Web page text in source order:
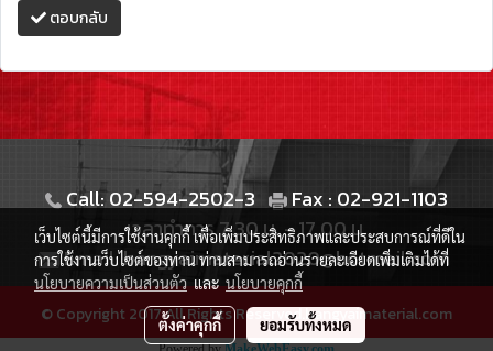
ตอบกลับ
Call: 02-594-2502-3
Fax : 02-921-1103
เวลาทำการ 7.30 น. - 17.00 น.
Email: bangyaimaterial2020@hotmail.com
© Copyright 2017 All Rights Reserved.bangyaimaterial.com
เว็บไซต์นี้มีการใช้งานคุกกี้ เพื่อเพิ่มประสิทธิภาพและประสบการณ์ที่ดีใน
การใช้งานเว็บไซต์ของท่าน ท่านสามารถอ่านรายละเอียดเพิ่มเติมได้ที่
นโยบายความเป็นส่วนตัวและนโยบายคุกกี้
ตั้งค่าคุกกี้ ยอมรับทั้งหมด